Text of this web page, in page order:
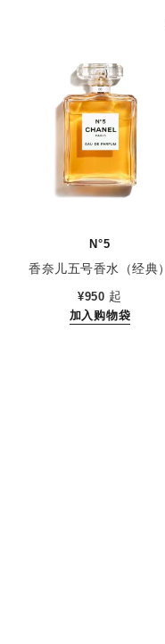
N°5
香奈儿五号香水（经典）
¥950 起
加入购物袋